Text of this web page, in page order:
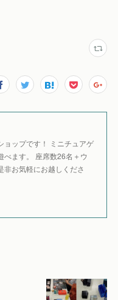
ョップです！ ミニチュアゲ
べます。 座席数26名＋ウ
非お気軽にお越しくださ